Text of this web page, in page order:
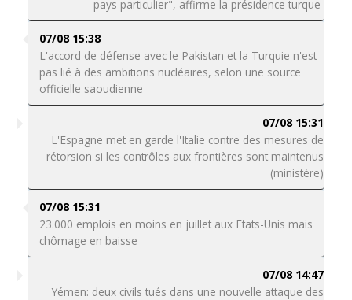
pays particulier", affirme la présidence turque
07/08 15:38
L'accord de défense avec le Pakistan et la Turquie n'est
pas lié à des ambitions nucléaires, selon une source
officielle saoudienne
07/08 15:31
L'Espagne met en garde l'Italie contre des mesures de
rétorsion si les contrôles aux frontières sont maintenus
(ministère)
07/08 15:31
23.000 emplois en moins en juillet aux Etats-Unis mais
chômage en baisse
07/08 14:47
Yémen: deux civils tués dans une nouvelle attaque des